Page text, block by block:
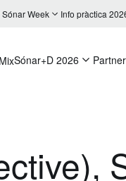
Sónar Week Info pràctica
Sónar+D 2026